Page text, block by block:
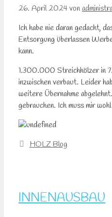
26. April 2024von
Ich habe nie daran gedacht,
Entsorgung überlassen
kann.
1.300.000 Streichhölzer in
inzwischen verbaut. Leider
weitere Übernahme
gebrauchen. Ich muss mir
Kategorien
HOLZ Blog
INNENAUSBAU